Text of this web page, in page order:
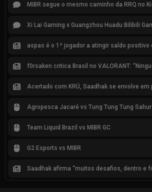
Agropesca Jacaré vs Tung Tung Tung Sahur
Team Liquid Brazil vs MIBR GC
G2 Esports vs MIBR